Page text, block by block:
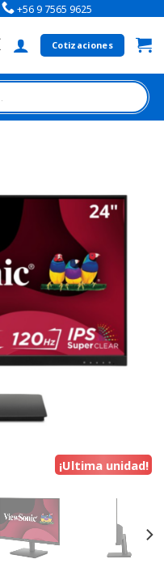
+56 9 7565 9625
Cotizaciones
¡Ultima unidad!